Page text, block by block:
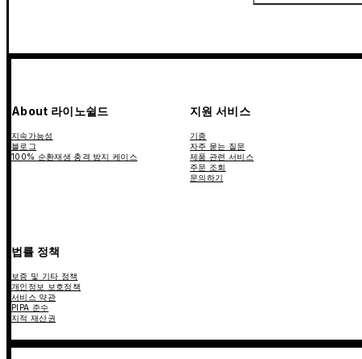
About 라이노쉴드
지속가능성
블로그
100% 순환재생 충격 방지 케이스
지원 서비스
기종
자주 묻는 질문
제품 관련 서비스
주문 조회
문의하기
법률 정책
보증 및 기타 정책
개인정보 보호정책
서비스 약관
PIPA 준수
지적 재산권